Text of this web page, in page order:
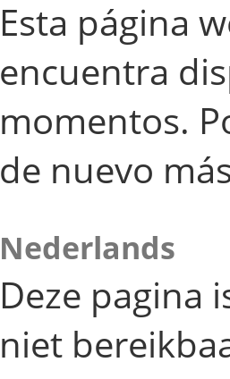
Esta página
encuentra
momentos.
de nuevo
Nederlands
Deze pagina
niet